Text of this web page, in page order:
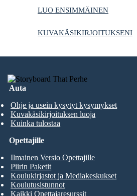
LUO ENSIMMÄINEN
KUVAKÄSIKIRJOITUKSENI
Auta
Ohje ja usein kysytyt kysymykset
Kuvakäsikirjoituksen luoja
Kuinka tulostaa
Opettajille
Ilmainen Versio Opettajille
Piirin Paketit
Koulukirjastot ja Mediakeskukset
Koulutusistunnot
Kaikki Opettajaresurssit